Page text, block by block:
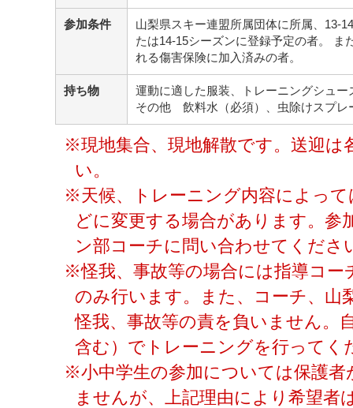
参加条件
山梨県スキー連盟所属団体に所属、13-
たは14-15シーズンに登録予定の者。 ま
れる傷害保険に加入済みの者。
持ち物
運動に適した服装、トレーニングシュー
その他 飲料水（必須）、虫除けスプレ
※現地集合、現地解散です。送迎は
い。
※天候、トレーニング内容によって
どに変更する場合があります。
ン部コーチに問い合わせてくださ
※怪我、事故等の場合には指導コー
のみ行います。また、コーチ、山
怪我、事故等の責を負いません。
含む）でトレーニングを行ってく
※小中学生の参加については保護者
ませんが、上記理由により希望者